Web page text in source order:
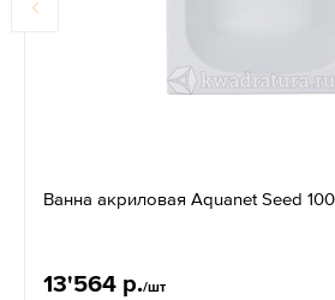
Ванна акриловая Aquanet Seed
13'564 р./шт